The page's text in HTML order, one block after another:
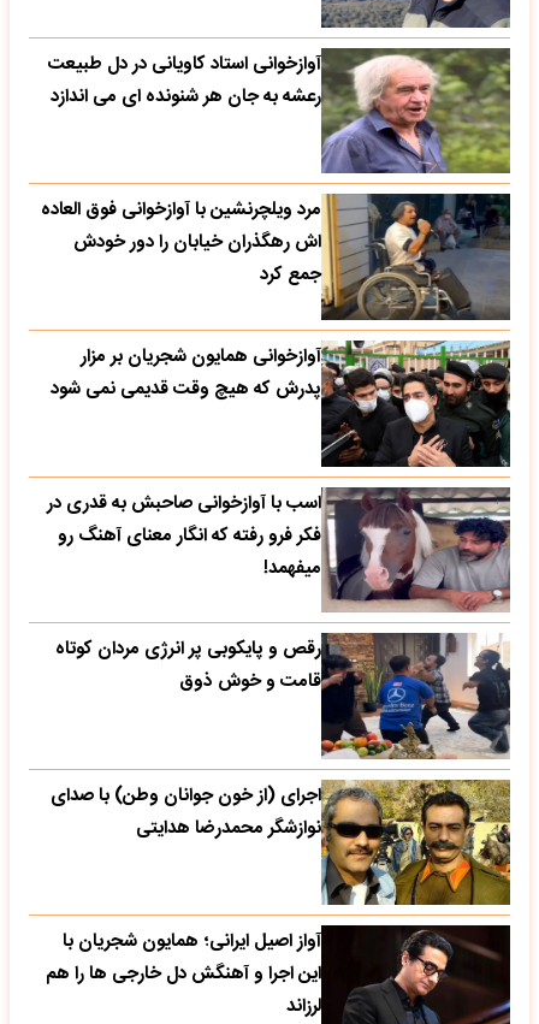
آوازخوانی استاد کاویانی در دل طبیعت
رعشه به جان هر شنونده ای می اندازد
مرد ویلچرنشین با آوازخوانی فوق العاده
اش رهگذران خیابان را دور خودش
جمع کرد
آوازخوانی همایون شجریان بر مزار
پدرش که هیچ وقت قدیمی نمی شود
اسب با آوازخوانی صاحبش به قدری در
فکر فرو رفته که انگار معنای آهنگ رو
میفهمد!
رقص و پایکوبی پر انرژی مردان کوتاه
قامت و خوش ذوق
اجرای (از خون جوانان وطن) با صدای
نوازشگر محمدرضا هدایتی
آواز اصیل ایرانی؛ همایون شجریان با
این اجرا و آهنگش دل خارجی ها را هم
لرزاند